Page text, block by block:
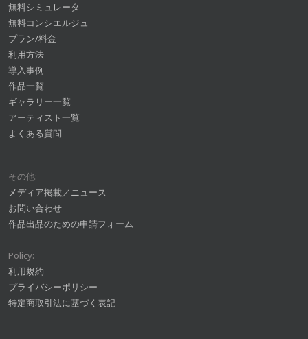
無料シミュレータ
無料コンシエルジュ
プラン/料金
利用方法
導入事例
作品一覧
ギャラリー一覧
アーティスト一覧
よくある質問
その他:
メディア掲載／ニュース
お問い合わせ
作品出品のための申請フォーム
Policy:
利用規約
プライバシーポリシー
特定商取引法に基づく表記